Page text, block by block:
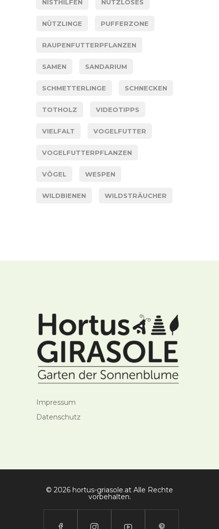
NISTHILFEN NUTZLOSES
NÜTZLINGE PUFFERZONE
RAUPENFUTTERPFLANZEN
SAMEN SANDARIUM
SCHMETTERLINGE SCHNECKEN
TOTHOLZ VIDEOTIPPS
VIELFALT VOGELFUTTER
VOGELFUTTERPFLANZEN
VÖGEL WESPEN
WILDBIENEN WILDSTRÄUCHER
Impressum
Datenschutz
© 2026 hortus-griasole.at Alle Rechte
vorbehalten.